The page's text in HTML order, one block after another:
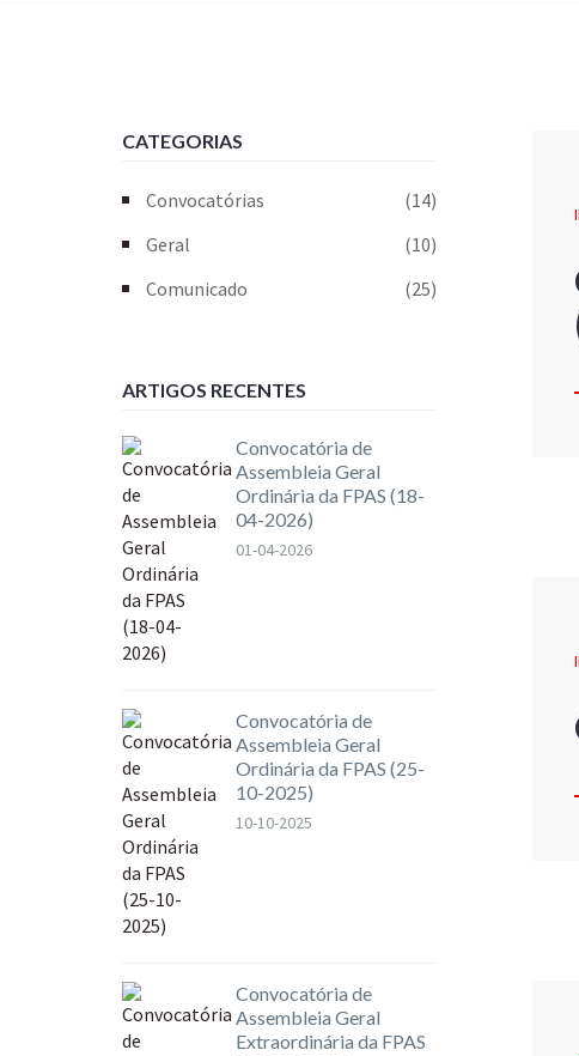
CATEGORIAS
Convocatórias
(14)
Geral
(10)
Comunicado
(25)
ARTIGOS RECENTES
Convocatória de
Assembleia Geral
Ordinária da FPAS (18-
04-2026)
01-04-2026
Convocatória de
Assembleia Geral
Ordinária da FPAS (25-
10-2025)
10-10-2025
Convocatória de
Assembleia Geral
Extraordinária da FPAS